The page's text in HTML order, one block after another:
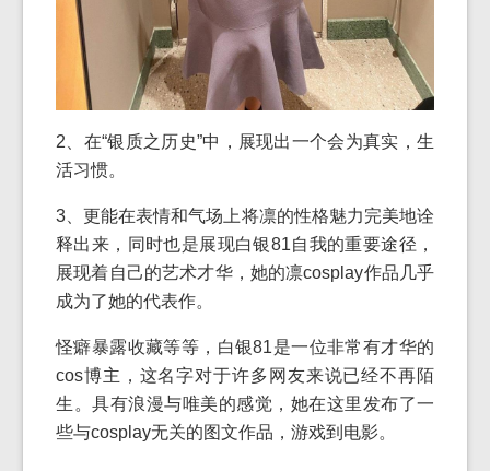
2、在“银质之历史”中，展现出一个会为真实，生
活习惯。
3、更能在表情和气场上将凛的性格魅力完美地诠
释出来，同时也是展现白银81自我的重要途径，
展现着自己的艺术才华，她的凛cosplay作品几乎
成为了她的代表作。
怪癖暴露收藏等等，白银81是一位非常有才华的
cos博主，这名字对于许多网友来说已经不再陌
生。具有浪漫与唯美的感觉，她在这里发布了一
些与cosplay无关的图文作品，游戏到电影。